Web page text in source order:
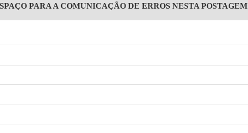
PARA A COMUNICAÇÃO DE ERROS NESTA POSTAGEM